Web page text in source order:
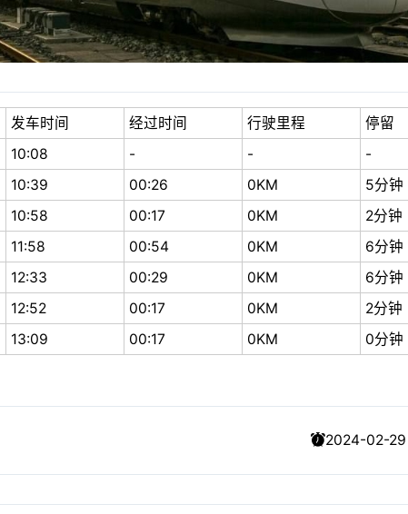
发车时间 经过时间 行驶里程
停留
10:08 - -
-
10:39 00:26 0KM
5分钟
10:58 00:17 0KM
2分钟
11:58 00:54 0KM
6分钟
12:33 00:29 0KM
6分钟
12:52 00:17 0KM
2分钟
13:09 00:17 0KM 0分钟
2024-02-